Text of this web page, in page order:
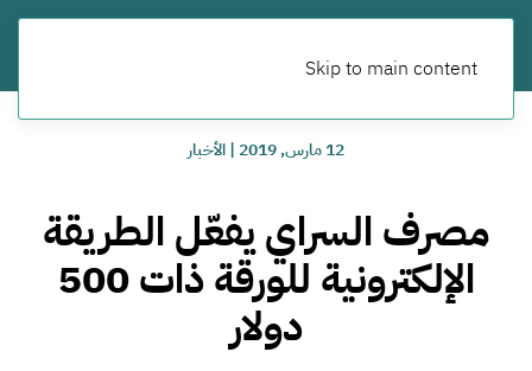
Skip to main content
12 مارس, 2019 |الأخبار
مصرف السراي يفعّل الطريقة
الإلكترونية للورقة ذات 500
دولار